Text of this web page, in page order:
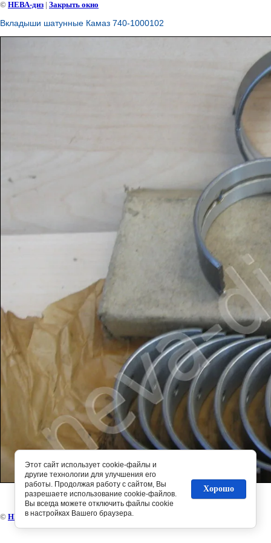
© НЕВА-диз | Закрыть окно
Вкладыши шатунные Камаз 740-1000102
© НЕВА-диз
Этот сайт использует cookie-файлы и
другие технологии для улучшения его
работы. Продолжая работу с сайтом, Вы
разрешаете использование cookie-файлов.
Вы всегда можете отключить файлы cookie
в настройках Вашего браузера.
Хорошо